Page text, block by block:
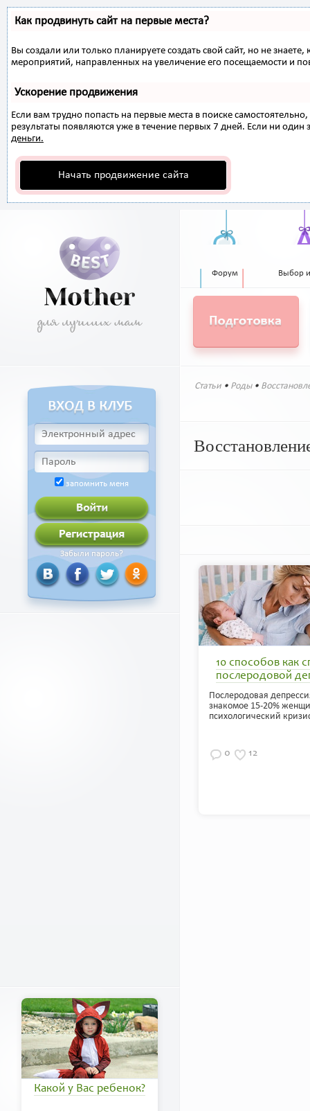
Как продвинуть сайт на первые места?
Вы создали или только планируете создать свой сайт, но не
мероприятий, направленных на увеличение его посещаемости и
Ускорение продвижения
Если вам трудно попасть на первые места в поиске
результаты появляются уже в течение первых 7 дней. Если ни один
деньги.
Начать продвижение сайта
запомнить меня
Забыли пароль?
Какой у Вас ребенок?
Форум Выбор
Статьи • Роды•
10 способов как
послеродовой
Послеродовая
знакомое 15-20%
психологический
0 12